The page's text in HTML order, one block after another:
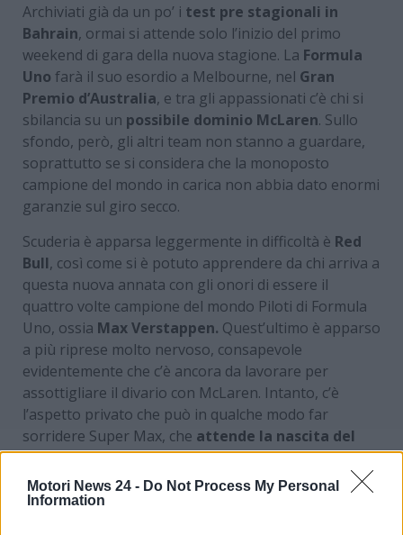
Motori News 24 - Do Not Process My Personal
Information
Archiviati già da un po’ i test pre stagionali in
Bahrain, ormai si attende solo l’inizio del primo
weekend di gara della nuova stagione. La Formula
Uno farà il suo esordio a Melbourne, nel Gran
Premio d’Australia, e tra gli appassionati c’è chi si
sbilancia su un possibile dominio McLaren. Sullo
sfondo, però, gli altri team non stanno a guardare,
soprattutto se si considera che la monoposto
campione del mondo in carica non abbia dato enormi
garanzie sul giro secco.
Scuderia è apparsa leggermente in difficoltà è Red
Bull, così come si è potuto apprendere da chi arriva a
questa nuova annata con gli onori di essere il
quattro volte campione del mondo Piloti di Formula
Uno, ossia Max Verstappen. Quest’ultimo è apparso
a più riprese molto nervoso, consapevole
evidentemente che c’è ancora da lavorare per
assottigliare il divario con McLaren. Intanto, c’è
l’aspetto privato che può in qualche modo far
sorridere Super Max, che attende la nascita del
suo primo figlio insieme alla sua compagna Kelly
Piquet.